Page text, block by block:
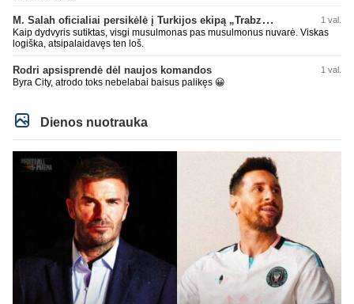
M. Salah oficialiai persikėlė į Turkijos ekipą „Trabzonspor“ 1 val.
Kaip dydvyris sutiktas, visgi musulmonas pas musulmonus nuvarė. Viskas
logiška, atsipalaidavęs ten loš.
Rodri apsisprendė dėl naujos komandos 1 val.
Byra City, atrodo toks nebelabai baisus palikęs 😀
Dienos nuotrauka